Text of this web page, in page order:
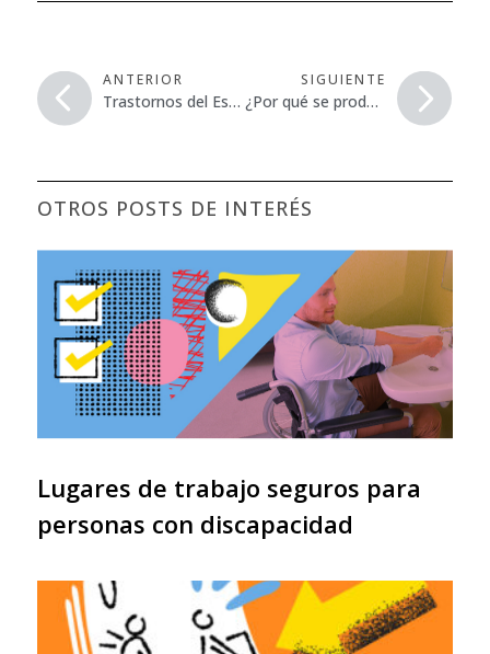
ANTERIOR
Trastornos del Espectro del Autismo
SIGUIENTE
¿Por qué se producen los Trastornos Musculoesqueléticos?
OTROS POSTS DE INTERÉS
Lugares de trabajo seguros para
personas con discapacidad